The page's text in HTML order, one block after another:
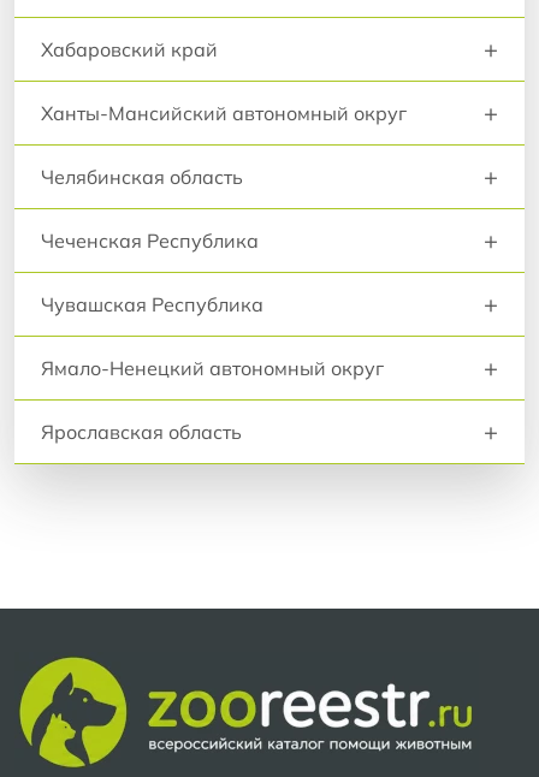
Хабаровский край +
Ханты-Мансийский автономный округ +
Челябинская область +
Чеченская Республика +
Чувашская Республика +
Ямало-Ненецкий автономный округ +
Ярославская область +